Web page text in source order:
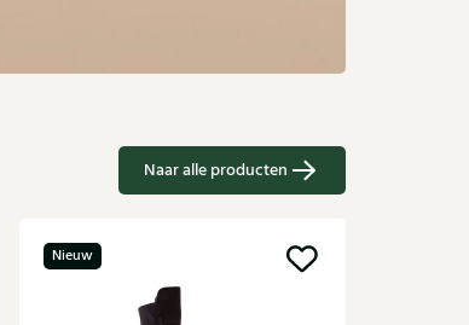
Naar alle producten
Nieuw